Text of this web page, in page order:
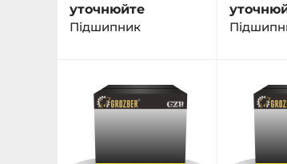
уточнюйте
Підшипник